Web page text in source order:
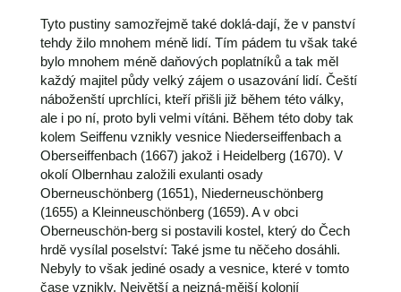
Tyto pustiny samozřejmě také doklá-dají, že v panství
tehdy žilo mnohem méně lidí. Tím pádem tu však také
bylo mnohem méně daňových poplatníků a tak měl
každý majitel půdy velký zájem o usazování lidí. Čeští
náboženští uprchlíci, kteří přišli již během této války,
ale i po ní, proto byli velmi vítáni. Během této doby tak
kolem Seiffenu vznikly vesnice Niederseiffenbach a
Oberseiffenbach (1667) jakož i Heidelberg (1670). V
okolí Olbernhau založili exulanti osady
Oberneuschönberg (1651), Niederneuschönberg
(1655) a Kleinneuschönberg (1659). A v obci
Oberneuschön-berg si postavili kostel, který do Čech
hrdě vysílal poselství: Také jsme tu něčeho dosáhli.
Nebyly to však jediné osady a vesnice, které v tomto
čase vznikly. Největší a nejzná-mější kolonií